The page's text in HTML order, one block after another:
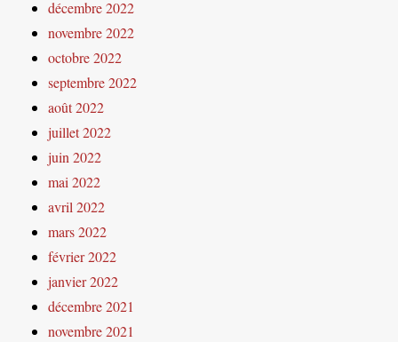
décembre 2022
novembre 2022
octobre 2022
septembre 2022
août 2022
juillet 2022
juin 2022
mai 2022
avril 2022
mars 2022
février 2022
janvier 2022
décembre 2021
novembre 2021